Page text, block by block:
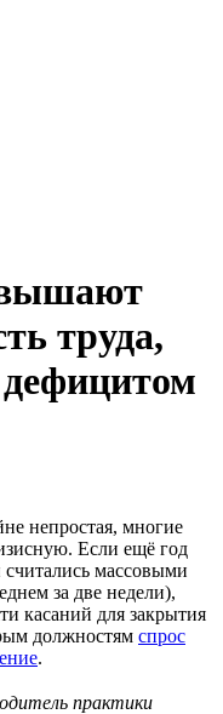
труда,
непростая, многие
Если ещё год
считались массовыми
за две недели),
касаний для закрытия
должностям спрос
.
практики